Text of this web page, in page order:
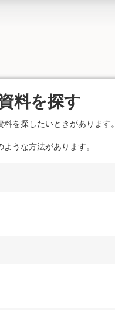
料を探す
を探したいときがあります。
うな方法があります。